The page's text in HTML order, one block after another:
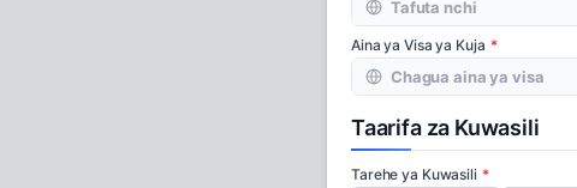
Aina ya Visa ya Kuja
Taarifa za Kuwasili
Tarehe ya Kuwasili